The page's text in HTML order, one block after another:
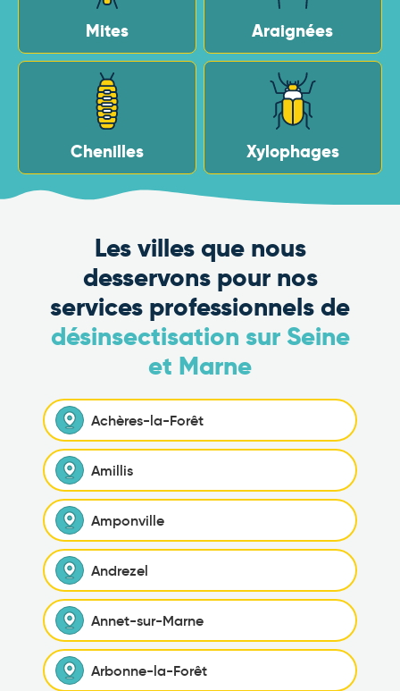
Mites Araignées
Chenilles Xylophages
Les villes que nous
desservons pour nos
services professionnels de
désinsectisation sur Seine
et Marne
Achères-la-Forêt
Amillis
Amponville
Andrezel
Annet-sur-Marne
Arbonne-la-Forêt